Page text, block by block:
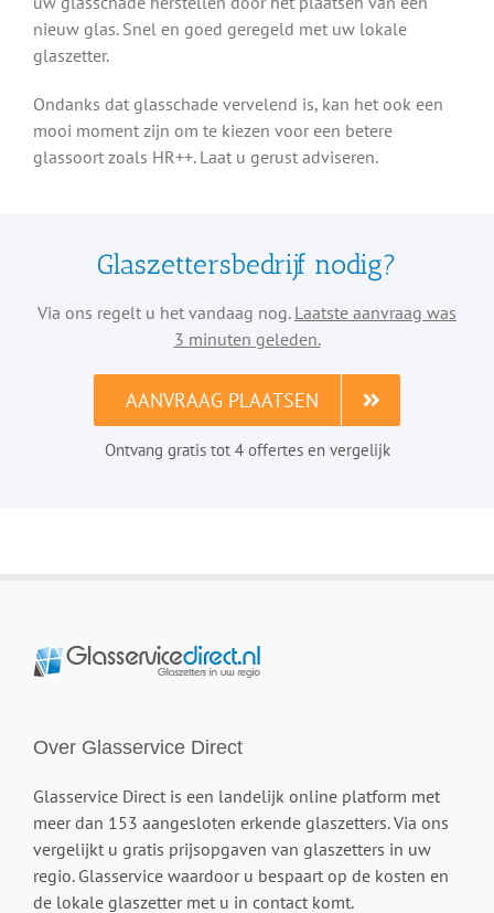
nieuw glas. Snel en goed geregeld met uw lokale
glaszetter.
Ondanks dat glasschade vervelend is, kan het ook een
mooi moment zijn om te kiezen voor een betere
glassoort zoals HR++. Laat u gerust adviseren.
Glaszettersbedrijf nodig?
Via ons regelt u het vandaag nog. Laatste aanvraag was
3 minuten geleden.
AANVRAAG PLAATSEN
Ontvang gratis tot 4 offertes en vergelijk
Over Glasservice Direct
Glasservice Direct is een landelijk online platform met
meer dan 153 aangesloten erkende glaszetters. Via ons
vergelijkt u gratis prijsopgaven van glaszetters in uw
regio. Glasservice waardoor u bespaart op de kosten en
de lokale glaszetter met u in contact komt.